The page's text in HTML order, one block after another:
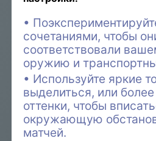
сочетаниями, чтобы
соответствовали
оружию и
Используйте яркие
выделиться, или
оттенки, чтобы
окружающую
матчей.